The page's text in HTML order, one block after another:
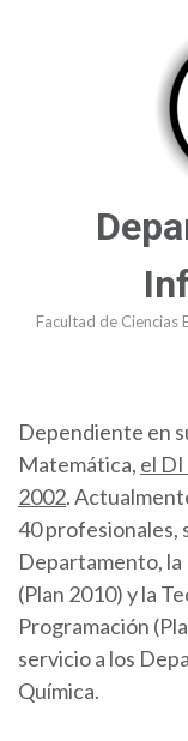
Facultad de Ciencias
Dependiente en
Matemática, el
2002.
40 profesionales,
Departamento, la
(Plan 2010) y la
Programación
servicio a los
Química.